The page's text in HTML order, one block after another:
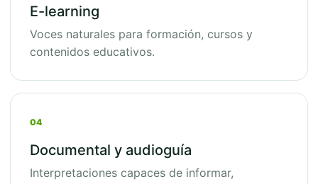
E-learning
Voces naturales para formación, cursos y
contenidos educativos.
04
Documental y audioguía
Interpretaciones capaces de informar,